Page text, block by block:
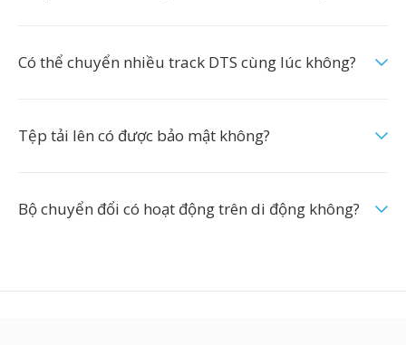
Có thể chuyển nhiều track DTS cùng lúc không?
Tệp tải lên có được bảo mật không?
Bộ chuyển đổi có hoạt động trên di động không?